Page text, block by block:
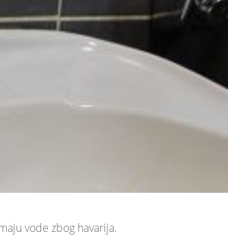
vode zbog havarija.